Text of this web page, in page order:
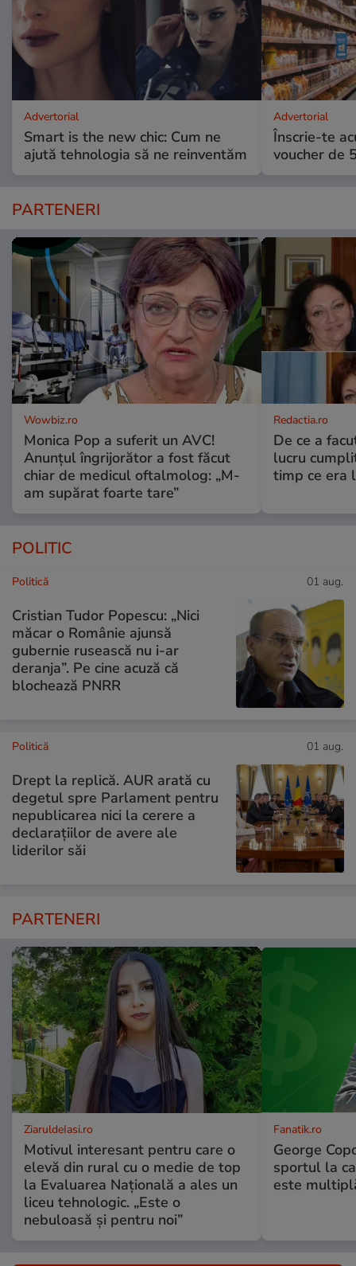
Advertorial
Smart is the new chic: Cum ne
ajută tehnologia să ne reinventăm
Advertorial
Înscrie-te
voucher de
PARTENERI
Wowbiz.ro
Monica Pop a suferit un AVC!
Anunțul îngrijorător a fost făcut
chiar de medicul oftalmolog: „M-
am supărat foarte tare”
Redactia.ro
De ce a
lucru
timp ce era
POLITIC
Politică 01 aug.
Cristian Tudor Popescu: „Nici
măcar o Românie ajunsă
gubernie rusească nu i-ar
deranja”. Pe cine acuză că
blochează PNRR
Politică 01 aug.
Drept la replică. AUR arată cu
degetul spre Parlament pentru
nepublicarea nici la cerere a
declarațiilor de avere ale
liderilor săi
PARTENERI
ZiaruldeIasi.ro
Motivul interesant pentru care o
elevă din rural cu o medie de top
la Evaluarea Națională a ales un
liceu tehnologic. „Este o
nebuloasă și pentru noi”
Fanatik.ro
George
sportul la
este